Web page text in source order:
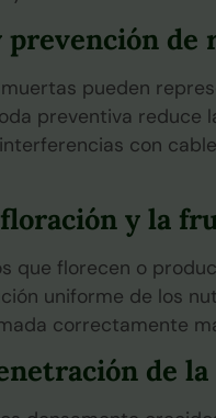
prevención de
pueden
preventiva reduce
con
y la
que florecen o
uniforme de los
correctamente
de